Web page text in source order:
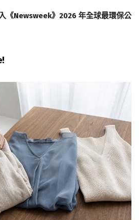
《Newsweek》2026 年全球最環保公